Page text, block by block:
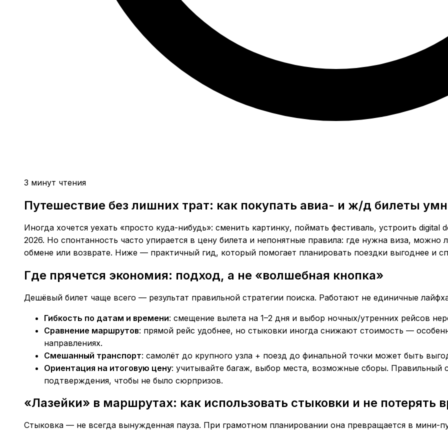
3 минут чтения
Путешествие без лишних трат: как покупать авиa- и ж/д билеты
Иногда хочется уехать «просто куда-нибудь»: сменить картинку, поймать фестиваль, устроить
2026. Но спонтанность часто упирается в цену билета и непонятные правила: где нужна виза, можно
обмене или возврате. Ниже — практичный гид, который помогает планировать поездки выгоднее и
Где прячется экономия: подход, а не «волшебная кнопка»
Дешёвый билет чаще всего — результат правильной стратегии поиска. Работают не единичные
Гибкость по датам и времени: смещение вылета на 1–2 дня и выбор ночных/утренних рейсов
Сравнение маршрутов: прямой рейс удобнее, но стыковки иногда снижают стоимость —
направлениях.
Смешанный транспорт: самолёт до крупного узла + поезд до финальной точки может быть
Ориентация на итоговую цену: учитывайте багаж, выбор места, возможные сборы. Правильный
подтверждения, чтобы не было сюрпризов.
«Лазейки» в маршрутах: как использовать стыковки и не потерять
Стыковка — не всегда вынужденная пауза. При грамотном планировании она превращается в мини-